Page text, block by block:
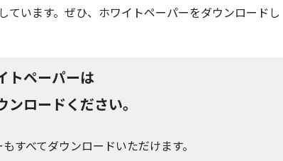
ています。ぜひ、ホワイトペーパーをダウンロードし
トペーパーは
ンロードください。
すべてダウンロードいただけます。